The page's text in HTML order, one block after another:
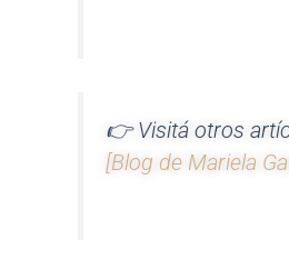
👉 Visitá otros
[Blog de Mariela